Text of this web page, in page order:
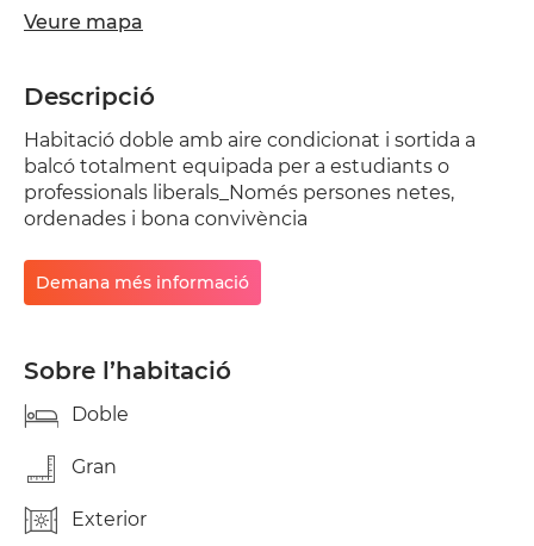
Veure mapa
Descripció
Habitació doble amb aire condicionat i sortida a
balcó totalment equipada per a estudiants o
professionals liberals_Només persones netes,
ordenades i bona convivència
Demana més informació
Sobre l’habitació
Doble
Gran
Exterior